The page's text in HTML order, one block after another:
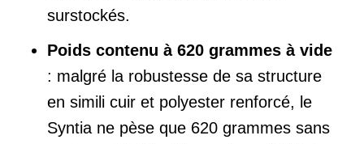
surstockés.
Poids contenu à 620 grammes à vide
: malgré la robustesse de sa structure
en simili cuir et polyester renforcé, le
Syntia ne pèse que 620 grammes sans